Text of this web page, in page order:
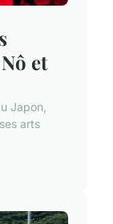
et
Japon,
arts